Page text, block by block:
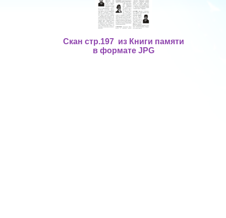
Скан стр.197 из Книги памяти
в формате JPG